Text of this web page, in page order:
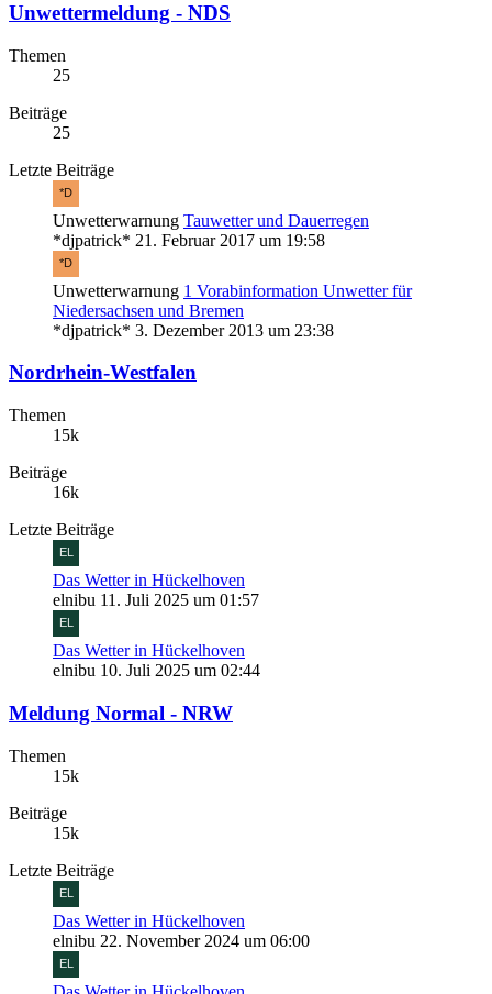
Unwettermeldung - NDS
Themen
25
Beiträge
25
Letzte Beiträge
Unwetterwarnung Tauwetter und Dauerregen
*djpatrick* 21. Februar 2017 um 19:58
Unwetterwarnung 1 Vorabinformation Unwetter für
Niedersachsen und Bremen
*djpatrick* 3. Dezember 2013 um 23:38
Nordrhein-Westfalen
Themen
15k
Beiträge
16k
Letzte Beiträge
Das Wetter in Hückelhoven
elnibu 11. Juli 2025 um 01:57
Das Wetter in Hückelhoven
elnibu 10. Juli 2025 um 02:44
Meldung Normal - NRW
Themen
15k
Beiträge
15k
Letzte Beiträge
Das Wetter in Hückelhoven
elnibu 22. November 2024 um 06:00